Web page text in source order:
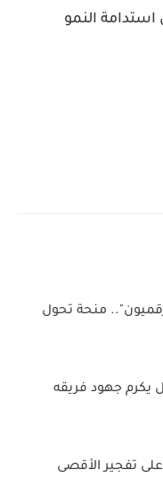
النمو
منحة تحول
يكرم جهود فريقه
على تفجير الأقصى